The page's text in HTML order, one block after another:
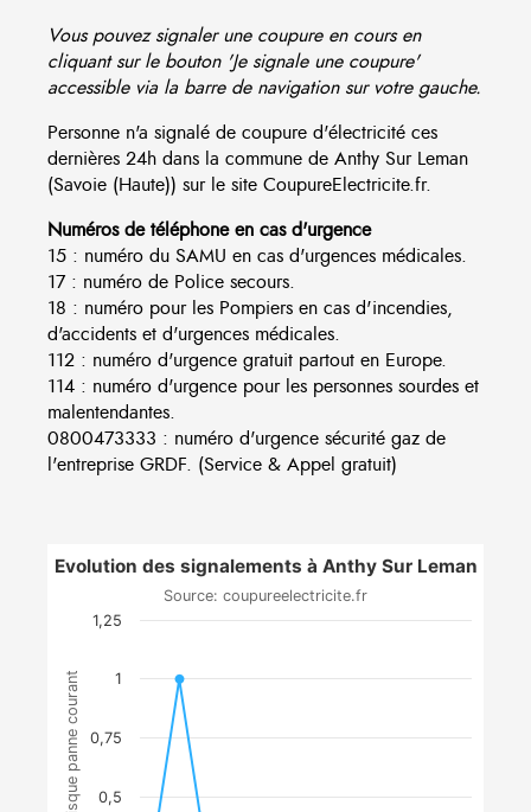
Vous pouvez signaler une coupure en cours en
cliquant sur le bouton 'Je signale une coupure'
accessible via la barre de navigation sur votre gauche.
Personne n'a signalé de coupure d'électricité ces
dernières 24h dans la commune de Anthy Sur Leman
(Savoie (Haute)) sur le site CoupureElectricite.fr.
Numéros de téléphone en cas d'urgence
15 : numéro du SAMU en cas d'urgences médicales.
17 : numéro de Police secours.
18 : numéro pour les Pompiers en cas d'incendies,
d'accidents et d'urgences médicales.
112 : numéro d'urgence gratuit partout en Europe.
114 : numéro d'urgence pour les personnes sourdes et
malentendantes.
0800473333 : numéro d'urgence sécurité gaz de
l'entreprise GRDF. (Service & Appel gratuit)
Indice risque panne courant
Evolution des signalements à Anthy Sur Leman
Source: coupureelectricite.fr
0,5
0,75
1
1,25